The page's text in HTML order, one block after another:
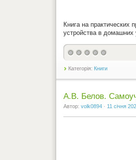
Книга на практических
устройства в домашних
Категорія: Книги
А.В. Белов.
Автор: volk0894 · 11 січня